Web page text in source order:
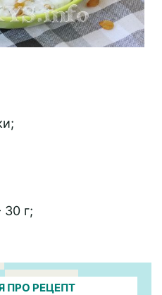
г;
ПРО РЕЦЕПТ